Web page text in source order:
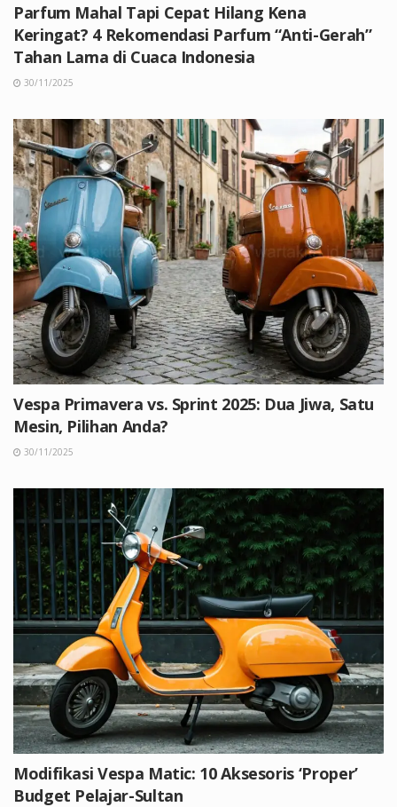
Parfum Mahal Tapi Cepat Hilang Kena
Keringat? 4 Rekomendasi Parfum “Anti-Gerah”
Tahan Lama di Cuaca Indonesia
30/11/2025
Vespa Primavera vs. Sprint 2025: Dua Jiwa, Satu
Mesin, Pilihan Anda?
30/11/2025
Modifikasi Vespa Matic: 10 Aksesoris ‘Proper’
Budget Pelajar-Sultan